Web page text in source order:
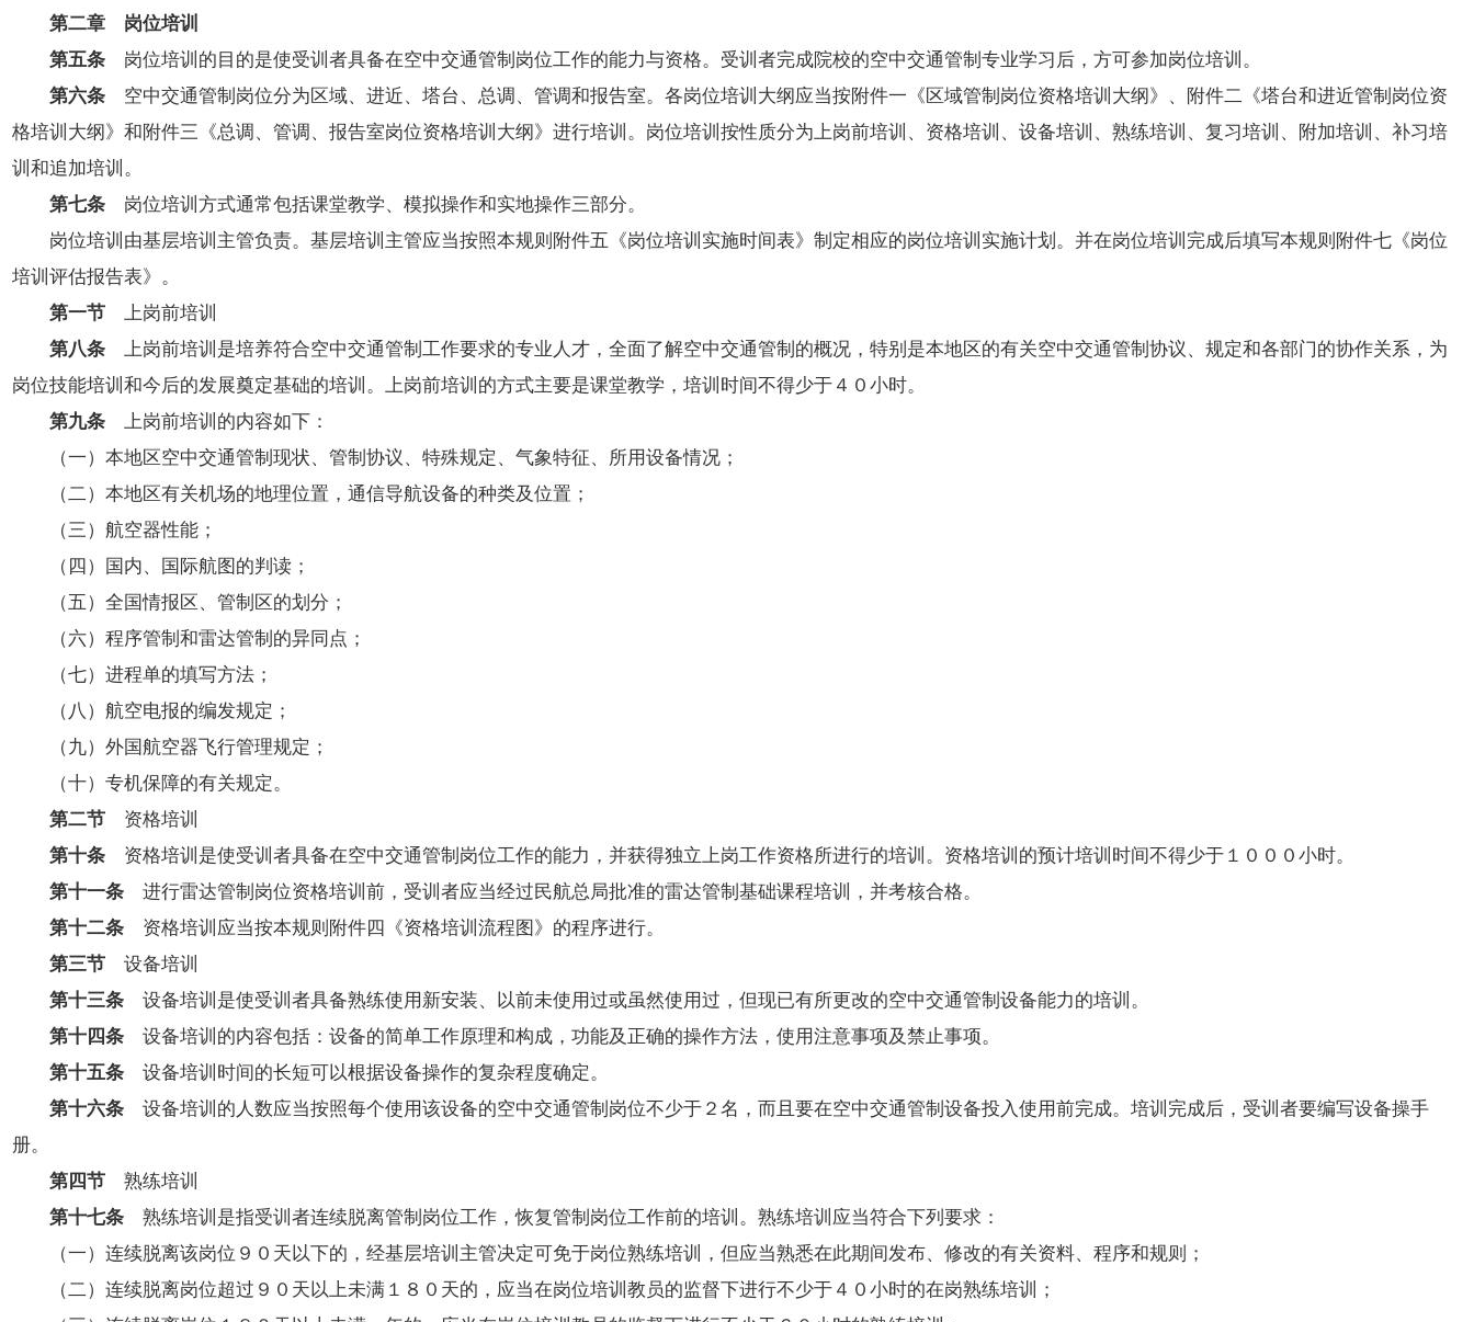
第二章 岗位培训
第五条 岗位培训的目的是使受训者具备在空中交通管制岗位工作的能力与资格。受训者完成院校的空中交通管制专业学习后，方可参加岗位培训。
第六条空中交通管制岗位分为区域、进近、塔台、总调、管调和报告室。各岗位培训大纲应当按附件一《区域管制岗位资格培训大纲》、附件二《塔台和进近管制岗位资
格培训大纲》和附件三《总调、管调、报告室岗位资格培训大纲》进行培训。岗位培训按性质分为上岗前培训、资格培训、设备培训、熟练培训、复习培训、附加培训、补习培
训和追加培训。
第七条岗位培训方式通常包括课堂教学、模拟操作和实地操作三部分。
岗位培训由基层培训主管负责。基层培训主管应当按照本规则附件五《岗位培训实施时间表》制定相应的岗位培训实施计划。并在岗位培训完成后填写本规则附件七《岗位
培训评估报告表》。
第一节上岗前培训
第八条上岗前培训是培养符合空中交通管制工作要求的专业人才，全面了解空中交通管制的概况，特别是本地区的有关空中交通管制协议、规定和各部门的协作关系，为
岗位技能培训和今后的发展奠定基础的培训。上岗前培训的方式主要是课堂教学，培训时间不得少于４０小时。
第九条上岗前培训的内容如下：
（一）本地区空中交通管制现状、管制协议、特殊规定、气象特征、所用设备情况；
（二）本地区有关机场的地理位置，通信导航设备的种类及位置；
（三）航空器性能；
（四）国内、国际航图的判读；
（五）全国情报区、管制区的划分；
（六）程序管制和雷达管制的异同点；
（七）进程单的填写方法；
（八）航空电报的编发规定；
（九）外国航空器飞行管理规定；
（十）专机保障的有关规定。
第二节资格培训
第十条资格培训是使受训者具备在空中交通管制岗位工作的能力，并获得独立上岗工作资格所进行的培训。资格培训的预计培训时间不得少于１０００小时。
第十一条进行雷达管制岗位资格培训前，受训者应当经过民航总局批准的雷达管制基础课程培训，并考核合格。
第十二条资格培训应当按本规则附件四《资格培训流程图》的程序进行。
第三节设备培训
第十三条设备培训是使受训者具备熟练使用新安装、以前未使用过或虽然使用过，但现已有所更改的空中交通管制设备能力的培训。
第十四条设备培训的内容包括：设备的简单工作原理和构成，功能及正确的操作方法，使用注意事项及禁止事项。
第十五条设备培训时间的长短可以根据设备操作的复杂程度确定。
第十六条设备培训的人数应当按照每个使用该设备的空中交通管制岗位不少于２名，而且要在空中交通管制设备投入使用前完成。培训完成后，受训者要编写设备操手
册。
第四节熟练培训
第十七条熟练培训是指受训者连续脱离管制岗位工作，恢复管制岗位工作前的培训。熟练培训应当符合下列要求：
（一）连续脱离该岗位９０天以下的，经基层培训主管决定可免于岗位熟练培训，但应当熟悉在此期间发布、修改的有关资料、程序和规则；
（二）连续脱离岗位超过９０天以上未满１８０天的，应当在岗位培训教员的监督下进行不少于４０小时的在岗熟练培训；